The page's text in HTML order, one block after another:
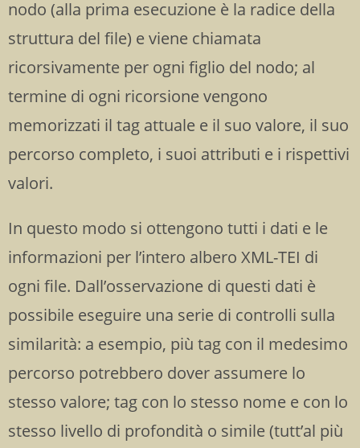
nodo (alla prima esecuzione è la radice della
struttura del file) e viene chiamata
ricorsivamente per ogni figlio del nodo; al
termine di ogni ricorsione vengono
memorizzati il tag attuale e il suo valore, il suo
percorso completo, i suoi attributi e i rispettivi
valori.
In questo modo si ottengono tutti i dati e le
informazioni per l’intero albero XML-TEI di
ogni file. Dall’osservazione di questi dati è
possibile eseguire una serie di controlli sulla
similarità: a esempio, più tag con il medesimo
percorso potrebbero dover assumere lo
stesso valore; tag con lo stesso nome e con lo
stesso livello di profondità o simile (tutt’al più